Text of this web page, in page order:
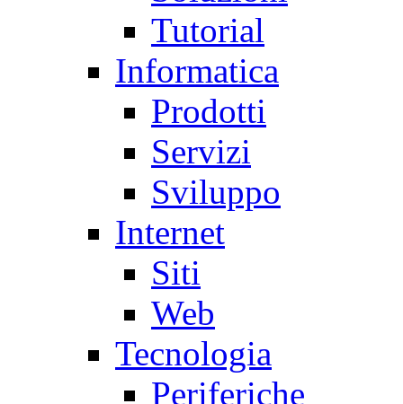
Tutorial
Informatica
Prodotti
Servizi
Sviluppo
Internet
Siti
Web
Tecnologia
Periferiche